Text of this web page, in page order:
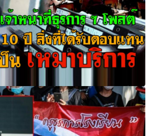
การ ฯ โพสต์ ” ทำงานครบ 10 ปี สิ่งที่ได้
น เหมาบริการ “